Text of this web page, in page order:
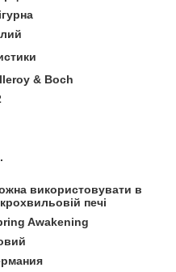
& Boch
використовувати в
печі
Awakening